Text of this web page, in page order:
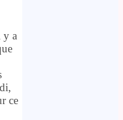
y a
ce